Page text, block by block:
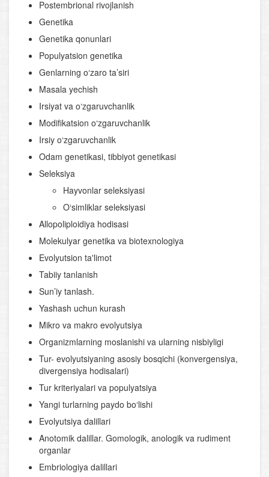
Postembrional rivojlanish
Genetika
Genetika qonunlari
Populyatsion genetika
Genlarning o‘zaro ta’siri
Masala yechish
Irsiyat va o‘zgaruvchanlik
Modifikatsion o‘zgaruvchanlik
Irsiy o‘zgaruvchanlik
Odam genetikasi, tibbiyot genetikasi
Seleksiya
Hayvonlar seleksiyasi
O‘simliklar seleksiyasi
Allopoliploidiya hodisasi
Molekulyar genetika va biotexnologiya
Evolyutsion ta'limot
Tabiiy tanlanish
Sun’iy tanlash.
Yashash uchun kurash
Mikro va makro evolyutsiya
Organizmlarning moslanishi va ularning nisbiyligi
Tur- evolyutsiyaning asosiy bosqichi (konvergensiya,
divergensiya hodisalari)
Tur kriteriyalari va populyatsiya
Yangi turlarning paydo bo‘lishi
Evolyutsiya dalillari
Anotomik dalillar. Gomologik, anologik va rudiment
organlar
Embriologiya dalillari